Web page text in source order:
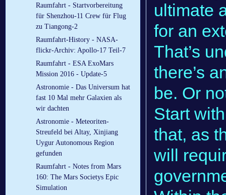
Raumfahrt - Startvorbereitung
für Shenzhou-11 Crew für Flug
zu Tiangong-2
Raumfahrt-History - NASA-
flickr-Archiv: Apollo-17 Teil-7
Raumfahrt - ESA ExoMars
Mission 2016 - Update-5
Astronomie - Das Universum hat
fast 10 Mal mehr Galaxien als
wir dachten
Astronomie - Meteoriten-
Streufeld bei Altay, Xinjiang
Uygur Autonomous Region
gefunden
Raumfahrt - Notes from Mars
160: The Mars Societys Epic
Simulation
ultimate
for an
That’s
there’s
be. Or
Start
that, as
will